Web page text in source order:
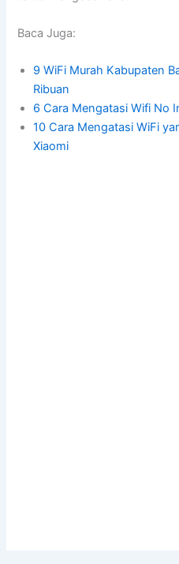
Baca Juga:
9 WiFi Murah Kabupaten
Ribuan
6 Cara Mengatasi Wifi No
10 Cara Mengatasi WiFi
Xiaomi